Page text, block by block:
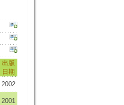
出版
日期
2002
2001